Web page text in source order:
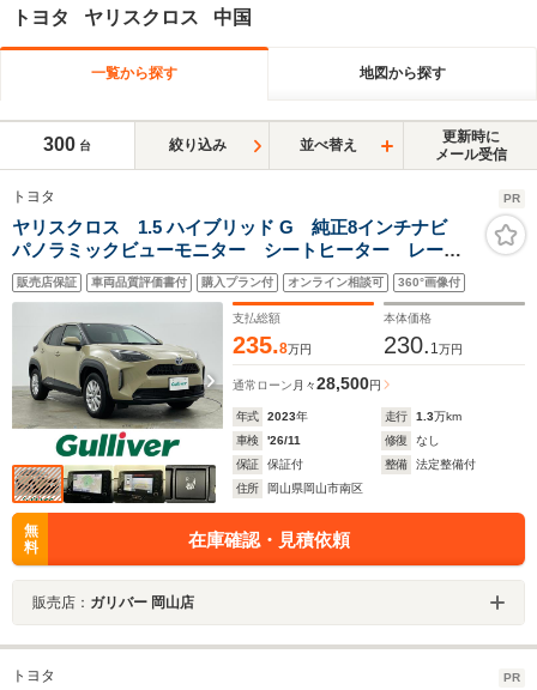
トヨタ ヤリスクロス 中国
一覧から探す 地図から探す
300 台 絞り込み 並べ替え
更新時に
メール受信
トヨタ PR
ヤリスクロス 1.5 ハイブリッド G 純正8インチナビ
パノラミックビューモニター シートヒーター レーダ
ークルーズコントロール 衝突軽減ブレーキ ステアリ
ングヒーター オートハイビーム ビルトインETC
LEDヘッドライト 100V電源
販売店保証 車両品質評価書付 購入プラン付 オンライン相談可 360°画像付
支払総額
235.8万円
本体価格
230. 1万円
通常ローン 月々28,500円
年式 2023年 走行 1.3万km
車検
'26/11 修復
なし
保証
保証付 整備
法定整備付
住所
岡山県岡山市南区
無
料
在庫確認・見積依頼
販売店： ガリバー 岡山店
トヨタ PR